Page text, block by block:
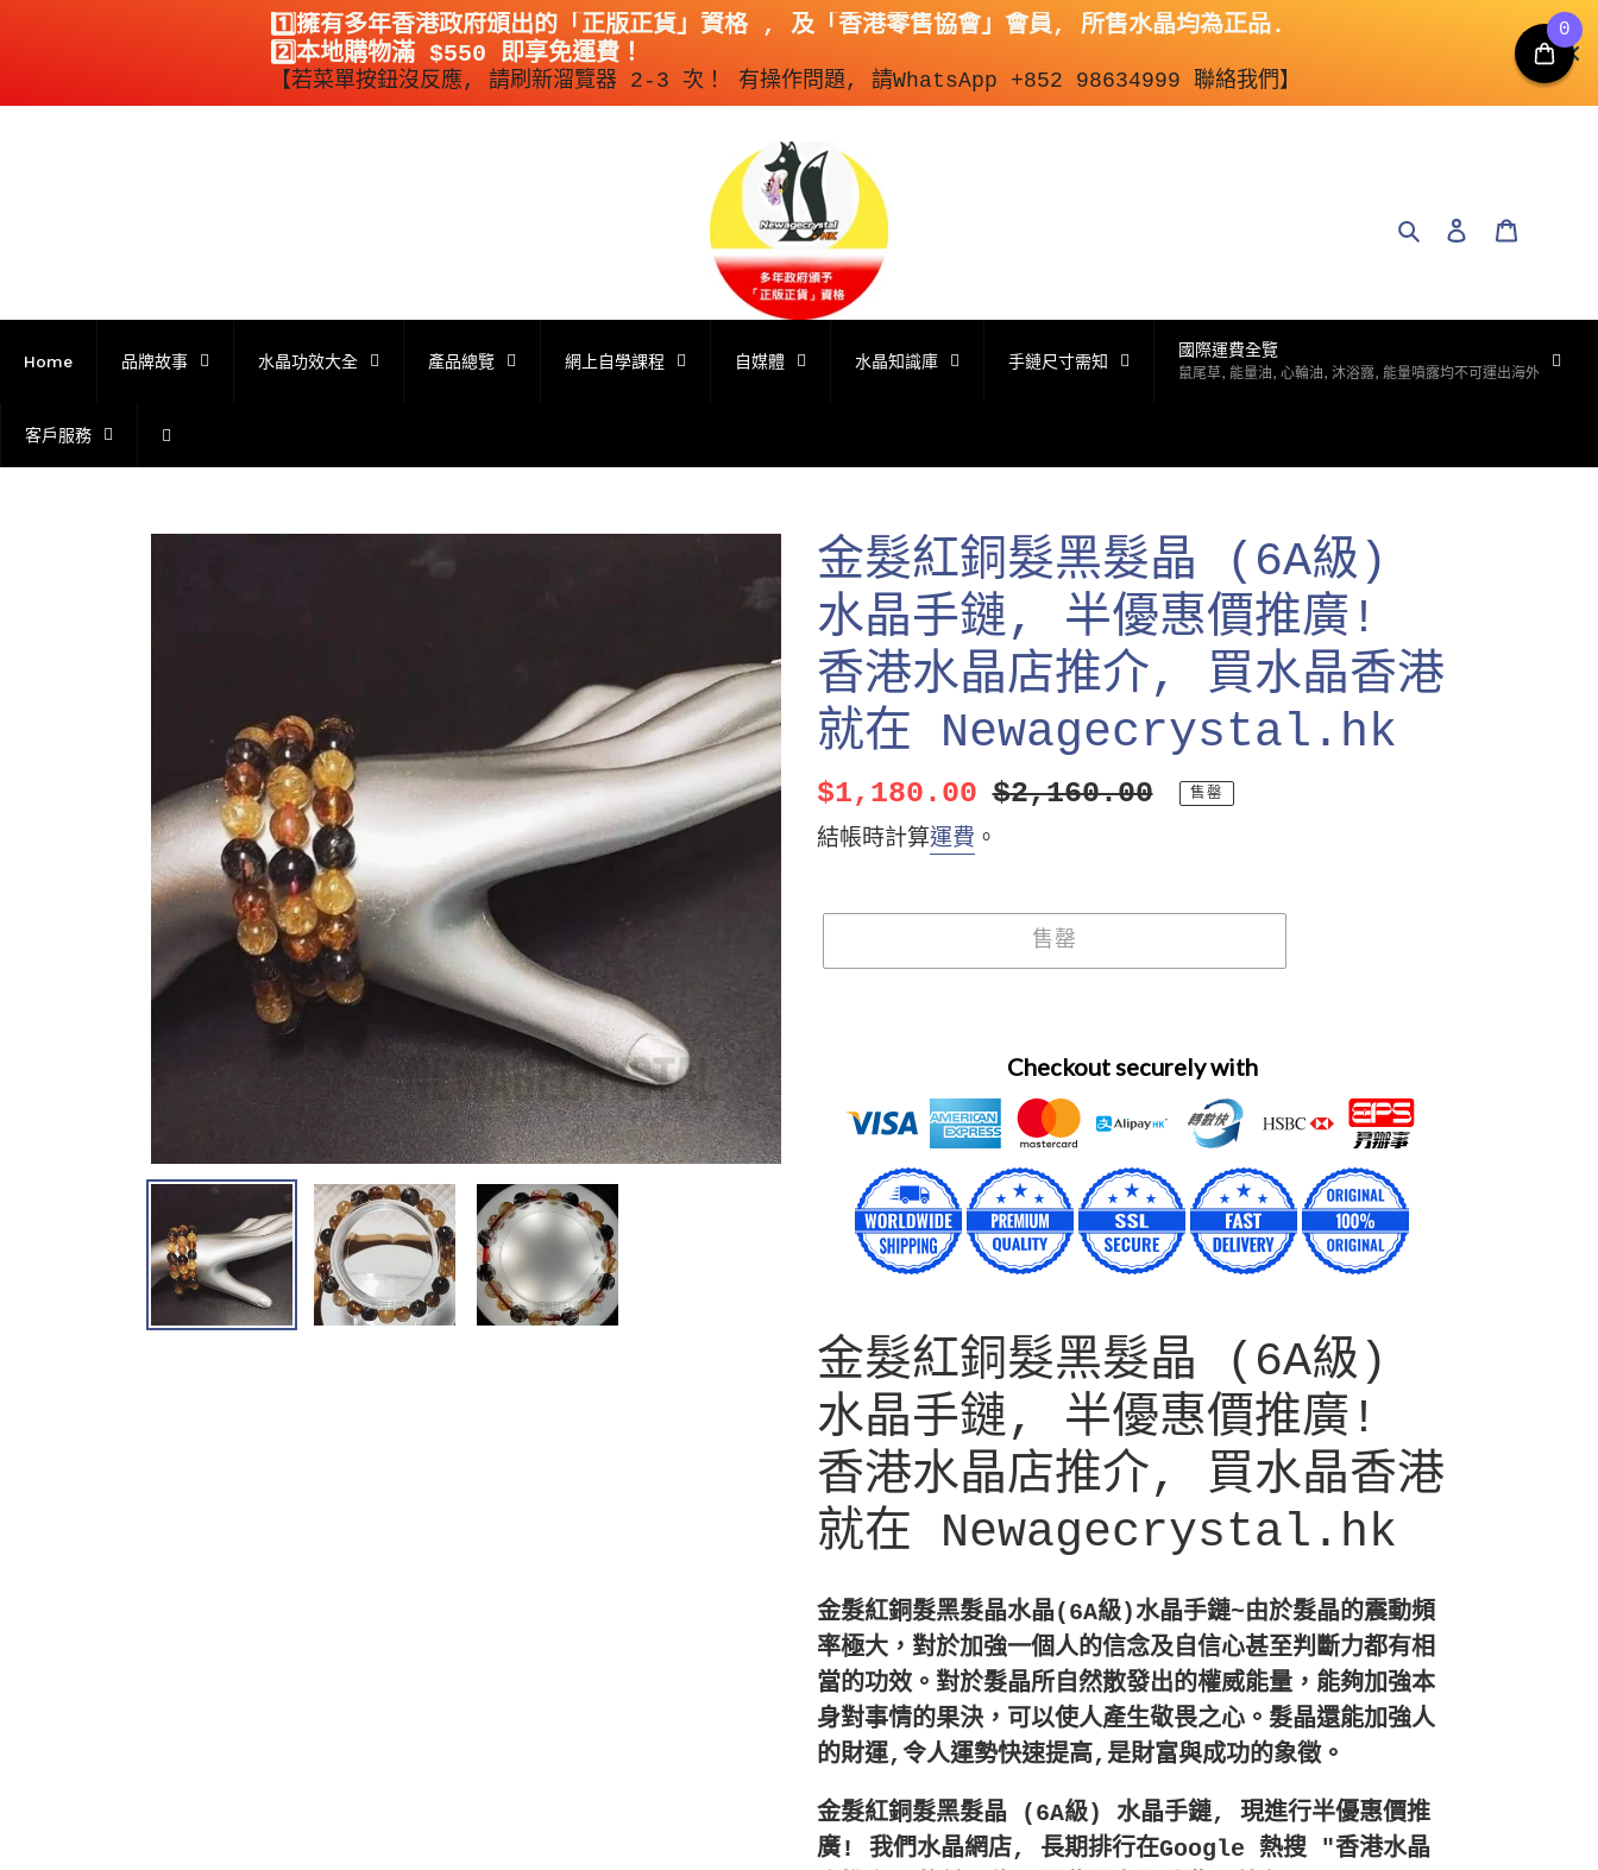
1️⃣擁有多年香港政府頒出的「正版正貨」資格 , 及「香港零售協會」會員, 所售水晶均為正品.
2️⃣本地購物滿 $550 即享免運費！
【若菜單按鈕沒反應, 請刷新溜覽器 2-3 次！ 有操作問題, 請WhatsApp +852 98634999 聯絡我們】
搜尋 登入
Home 品牌故事 水晶功效大全 產品總覽 網上自學課程 自媒體 水晶知識庫 手鏈尺寸需知
國際運費全覽
鼠尾草, 能量油, 心輪油, 沐浴露, 能量噴露均不可運出海外
客戶服務
金髮紅銅髮黑髮晶 (6A級)
水晶手鏈, 半優惠價推廣!
香港水晶店推介, 買水晶香港
就在 Newagecrystal.hk
售
價
$1,180.00 定
$2,160.00 售罄
結帳時計算運費 。
售罄
Checkout securely with
在
將
產
品
加
入
的
購
物
車
金髮紅銅髮黑髮晶 (6A級)
水晶手鏈, 半優惠價推廣!
香港水晶店推介, 買水晶香港
就在 Newagecrystal.hk
金髮紅銅髮黑髮晶水晶(6A級)水晶手鏈~由於髮晶的震動頻
率極大， 對於加強一個人的信念及自信心甚至判斷力都有相
當的功效。 對於髮晶所自然散發出的權威能量，能夠加強本
身對事情的果決， 可以使人產生敬畏之心。髮晶還能加強人
的財運, 令人運勢快速提高,是財富與成功的象徵。
金髮紅銅髮黑髮晶 (6A級) 水晶手鏈, 現進行半優惠價推
廣! 我們水晶網店, 長期排行在Google 熱搜 "香港水晶
0